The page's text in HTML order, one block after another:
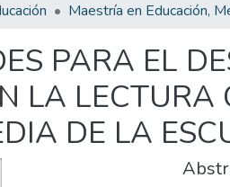
PARA EL
LA
DE LA